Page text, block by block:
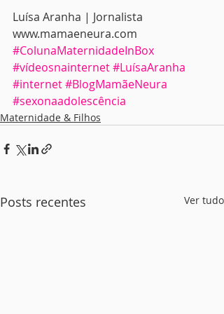
Luísa Aranha | Jornalista
www.mamaeneura.com
#ColunaMaternidadeInBox
#vídeosnainternet#LuísaAranha
#internet#BlogMamãeNeura
#sexonaadolescência
Maternidade & Filhos
Posts recentes Ver tudo